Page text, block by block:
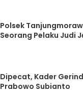
Polsek
Seorang Pelaku Judi
Dipecat, Kader
Prabowo Subianto